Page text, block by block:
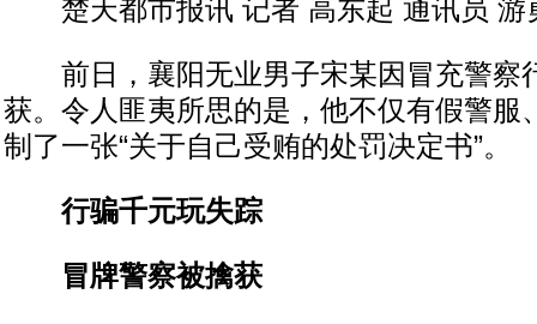
楚天都市报讯 记者 高东起 通讯员 游
前日，襄阳无业男子宋某因冒充警察
获。令人匪夷所思的是，他不仅有假警服
制了一张“关于自己受贿的处罚决定书”。
行骗千元玩失踪
冒牌警察被擒获